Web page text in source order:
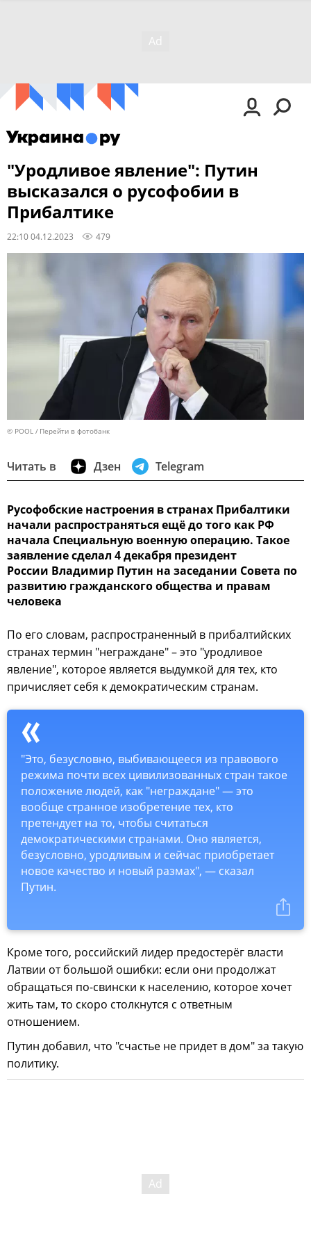
"Уродливое явление": Путин
высказался о русофобии в
Прибалтике
22:10 04.12.2023 479
© POOL Перейти в фотобанк
Читать в Дзен Telegram
Русофобские настроения в странах Прибалтики
начали распространяться ещё до того как РФ
начала Специальную военную операцию. Такое
заявление сделал 4 декабря президент
России Владимир Путин на заседании Совета по
развитию гражданского общества и правам
человека
По его словам, распространенный в прибалтийских
странах термин "неграждане" – это "уродливое
явление", которое является выдумкой для тех, кто
причисляет себя к демократическим странам.
"Это, безусловно, выбивающееся из правового
режима почти всех цивилизованных стран такое
положение людей, как "неграждане" — это
вообще странное изобретение тех, кто
претендует на то, чтобы считаться
демократическими странами. Оно является,
безусловно, уродливым и сейчас приобретает
новое качество и новый размах", — сказал
Путин.
Кроме того, российский лидер предостерёг власти
Латвии от большой ошибки: если они продолжат
обращаться по-свински к населению, которое хочет
жить там, то скоро столкнутся с ответным
отношением.
Путин добавил, что "счастье не придет в дом" за такую
политику.